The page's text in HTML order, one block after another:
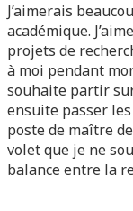
J’aimerais
académique.
projets de
à moi pendant
souhaite partir
ensuite passer les
poste de maître
volet que je ne
balance entre la